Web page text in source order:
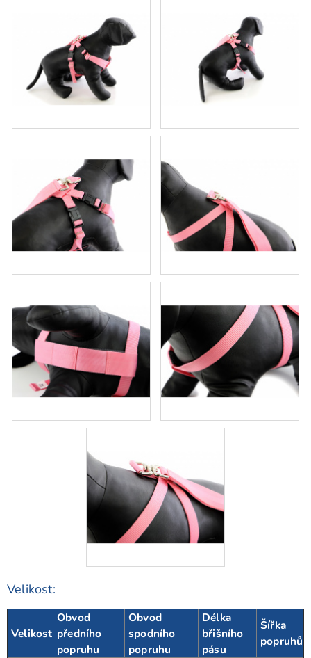
Velikost:
Velikost
Obvod
předního
popruhu
Obvod
spodního
popruhu
Délka
břišního
pásu
Šířka
popruhů